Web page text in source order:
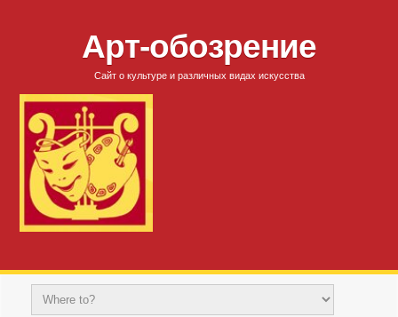
Арт-обозрение
Сайт о культуре и различных видах искусства